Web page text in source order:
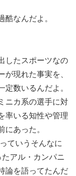
なんだよ。
したスポーツなの
が現れた事実を、
数いるんだよ。
ニカ系の選手に対
率いる知性や管理
にあった。
ていうそんなに
アル・カンパニ
論を語ってたんだ